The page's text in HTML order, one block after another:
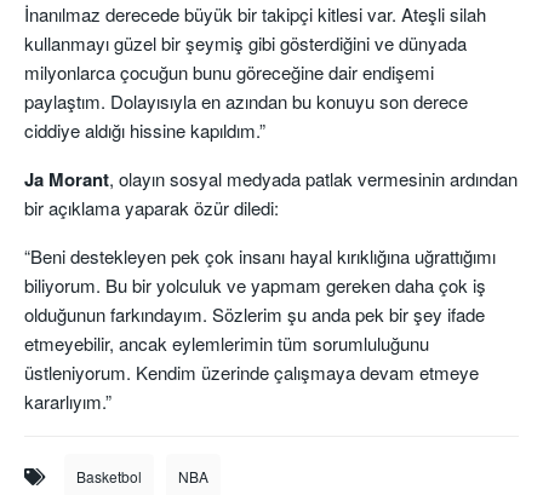
İnanılmaz derecede büyük bir takipçi kitlesi var. Ateşli silah
kullanmayı güzel bir şeymiş gibi gösterdiğini ve dünyada
milyonlarca çocuğun bunu göreceğine dair endişemi
paylaştım. Dolayısıyla en azından bu konuyu son derece
ciddiye aldığı hissine kapıldım.”
Ja Morant, olayın sosyal medyada patlak vermesinin ardından
bir açıklama yaparak özür diledi:
“Beni destekleyen pek çok insanı hayal kırıklığına uğrattığımı
biliyorum. Bu bir yolculuk ve yapmam gereken daha çok iş
olduğunun farkındayım. Sözlerim şu anda pek bir şey ifade
etmeyebilir, ancak eylemlerimin tüm sorumluluğunu
üstleniyorum. Kendim üzerinde çalışmaya devam etmeye
kararlıyım.”
Basketbol NBA